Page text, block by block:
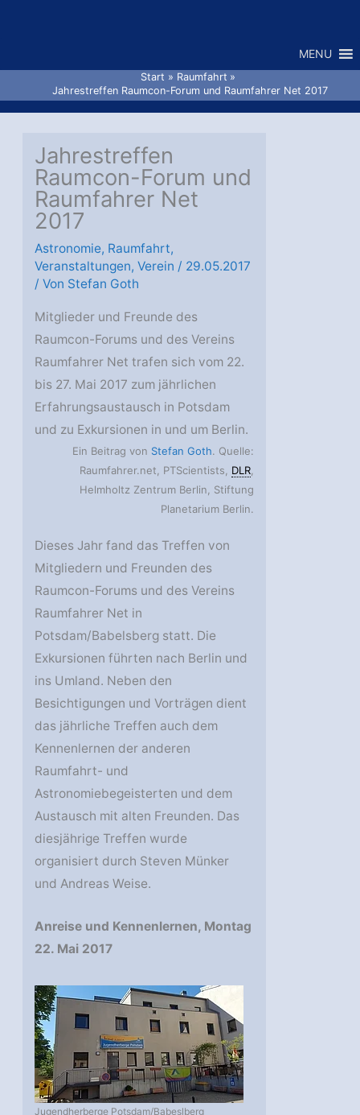
MENU
Start
Raumfahrt
Jahrestreffen Raumcon-Forum und Raumfahrer Net 2017
Jahrestreffen
Raumcon-Forum und
Raumfahrer Net
2017
Astronomie, Raumfahrt,
Veranstaltungen,Verein / 29.05.2017
/ Von Stefan Goth
Mitglieder und Freunde des
Raumcon-Forums und des Vereins
Raumfahrer Net trafen sich vom 22.
bis 27. Mai 2017 zum jährlichen
Erfahrungsaustausch in Potsdam
und zu Exkursionen in und um Berlin.
Ein Beitrag von Stefan Goth. Quelle:
Raumfahrer.net, PTScientists, DLR
Helmholtz Zentrum Berlin, Stiftung
Planetarium Berlin.
Dieses Jahr fand das Treffen von
Mitgliedern und Freunden des
Raumcon-Forums und des Vereins
Raumfahrer Net in
Potsdam/Babelsberg statt. Die
Exkursionen führten nach Berlin und
ins Umland. Neben den
Besichtigungen und Vorträgen dient
das jährliche Treffen auch dem
Kennenlernen der anderen
Raumfahrt- und
Astronomiebegeisterten und dem
Austausch mit alten Freunden. Das
diesjährige Treffen wurde
organisiert durch Steven Münker
und Andreas Weise.
Anreise und Kennenlernen, Montag
22. Mai 2017
Jugendherberge Potsdam/Babeslberg